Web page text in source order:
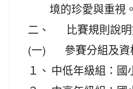
境的珍愛與重視。
二、
比賽規則說明
(一)
參賽分組及資
１、 中低年級組：國